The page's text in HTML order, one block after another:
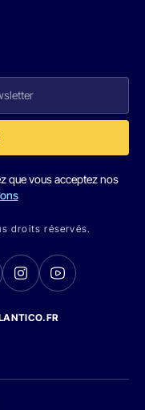
que vous acceptez nos
droits réservés.